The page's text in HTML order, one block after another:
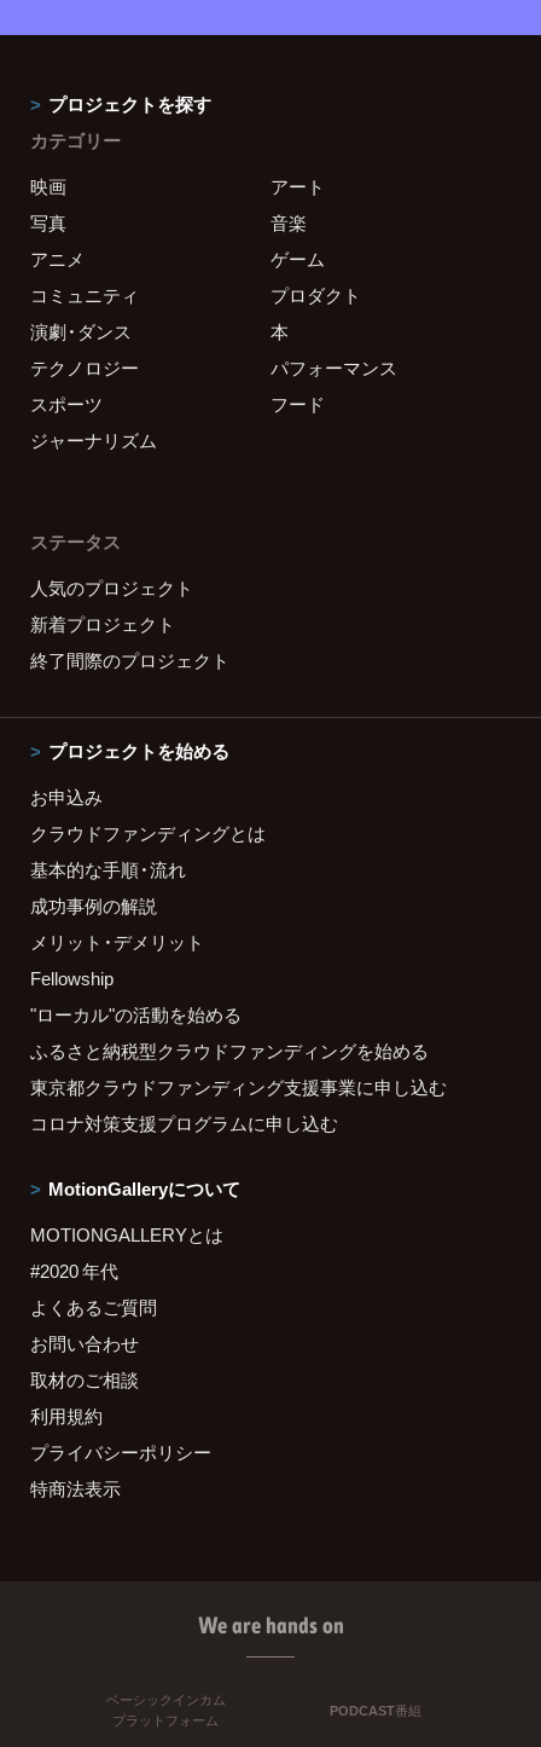
プロジェクトを探す
カテゴリー
映画
アート
写真
音楽
アニメ
ゲーム
コミュニティ
プロダクト
演劇・ダンス
本
テクノロジー
パフォーマンス
スポーツ
フード
ジャーナリズム
ステータス
人気のプロジェクト
新着プロジェクト
終了間際のプロジェクト
プロジェクトを始める
お申込み
クラウドファンディングとは
基本的な手順・流れ
成功事例の解説
メリット・デメリット
Fellowship
"ローカル"の活動を始める
ふるさと納税型クラウドファンディングを始める
東京都クラウドファンディング支援事業に申し込む
コロナ対策支援プログラムに申し込む
MotionGalleryについて
MOTIONGALLERYとは
#2020 年代
よくあるご質問
お問い合わせ
取材のご相談
利用規約
プライバシーポリシー
特商法表示
We are hands on
ベーシックインカム
プラットフォーム
PODCAST番組